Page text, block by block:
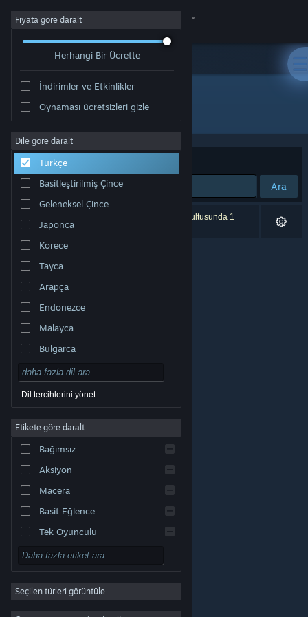
Giriş yap
Hakkında
Destek
Dili değiştir
Steam mobil uygulamasını yükle
Masaüstü internet sitesini görüntüle
© Valve Corporation. Tüm hakları saklıdır. Tüm ticari
markalar, ABD ve diğer ülkelerde ilgili sahiplerinin
mülkiyetindedir.Gizlilik Politikası|Yasal Bilgi|
Erişilebilirlik|Steam Abonelik Sözleşmesi
Çerezler
Fiyata göre daralt
Herhangi Bir Ücrette
İndirimler ve Etkinlikler
Oynaması ücretsizleri gizle
Dile göre daralt
Türkçe
Basitleştirilmiş Çince
Geleneksel Çince
Japonca
Korece
Tayca
Arapça
Endonezce
Malayca
Bulgarca
Çekçe
Danca
Almanca
İngilizce
Kastilya İspanyolcası
Latin Amerika İspanyolcası
Dil tercihlerini yönet
Etikete göre daralt
Bağımsız
Aksiyon
Macera
Basit Eğlence
Tek Oyunculu
Simülasyon
RYO
Strateji
2D
Seçilen türleri görüntüle
Geliştirici: NIRVANA
Sırala Uygunluk
Ara
0 sonuç aramanızla eşleşiyor. Tercihleriniz doğrultusunda 1
ürün dâhil edilmedi.